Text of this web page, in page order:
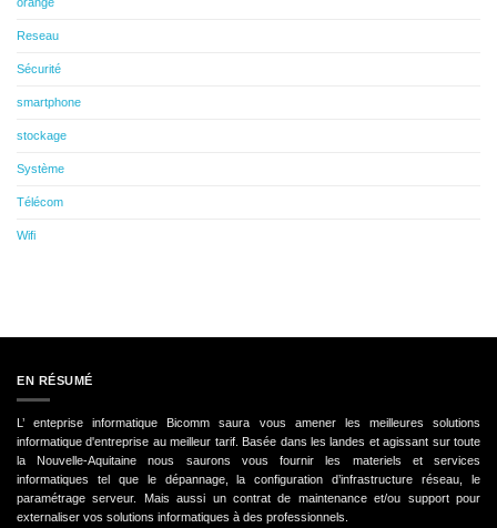
Reseau
Sécurité
smartphone
stockage
Système
Télécom
Wifi
EN RÉSUMÉ
L’ enteprise informatique Bicomm saura vous amener les meilleures solutions
informatique d'entreprise au meilleur tarif. Basée dans les landes et agissant sur toute
la Nouvelle-Aquitaine nous saurons vous fournir les materiels et services
informatiques tel que le dépannage, la configuration d’infrastructure réseau, le
paramétrage serveur. Mais aussi un contrat de maintenance et/ou support pour
externaliser vos solutions informatiques à des professionnels.